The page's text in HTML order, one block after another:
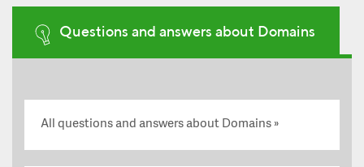
Questions and answers about Domains
All questions and answers about Domains